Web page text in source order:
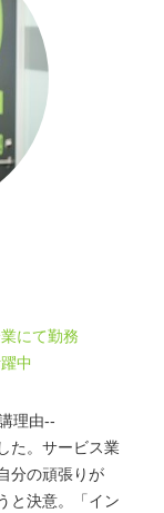
にて勤務
中
理由--
た。サービス業
分の頑張りが
と決意。「イン